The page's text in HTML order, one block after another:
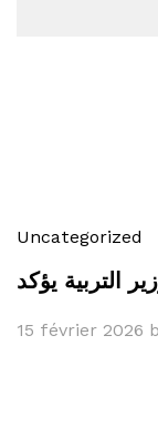
Uncategorized
التربية يؤكد
15 février 2026